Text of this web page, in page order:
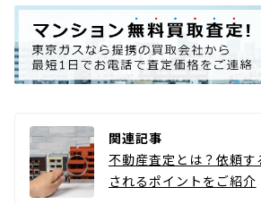
関連記事
不動産査定とは？依頼す
されるポイントをご紹介